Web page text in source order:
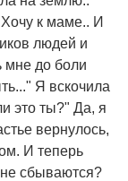
к маме.. И
людей и
мне до боли
Я вскочила
это ты?" Да, я
вернулось,
И теперь
не сбываются?